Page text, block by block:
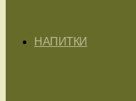
НАПИТКИ